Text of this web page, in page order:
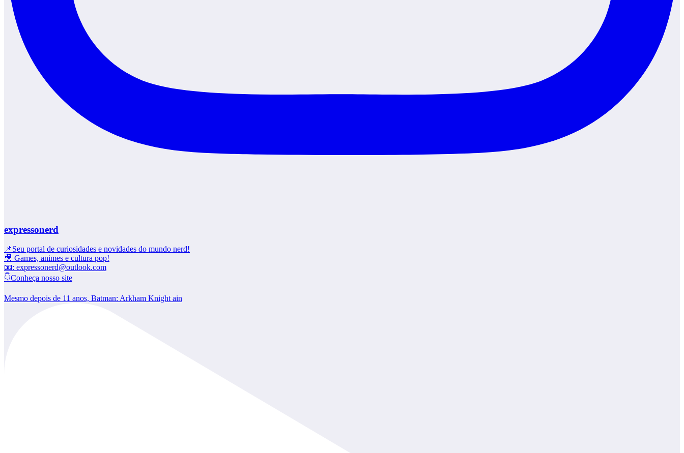
expressonerd
📌Seu portal de curiosidades e novidades do mundo nerd!
🎥 Games, animes e cultura pop!
📧: expressonerd@outlook.com
👇Conheça nosso site
Mesmo depois de 11 anos, Batman: Arkham Knight ain